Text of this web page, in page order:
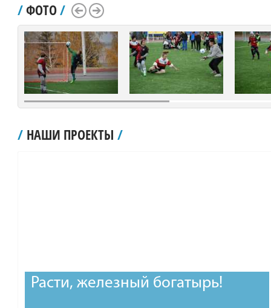
/ФОТО/
Scroll LeftScroll Right
/ НАШИ ПРОЕКТЫ /
Расти, железный богатырь!